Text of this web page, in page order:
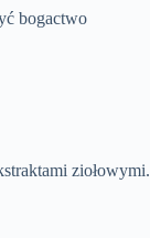
bogactwo
ziołowymi.